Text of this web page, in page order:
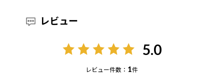
レビュー
5.0
レビュー件数： 1件